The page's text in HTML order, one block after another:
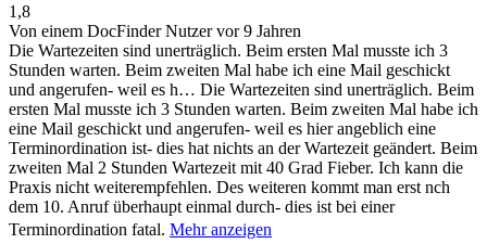
1,8
Von einem DocFinder Nutzervor 9 Jahren
Die Wartezeiten sind unerträglich. Beim ersten Mal musste ich 3
Stunden warten. Beim zweiten Mal habe ich eine Mail geschickt
und angerufen- weil es h… Die Wartezeiten sind unerträglich. Beim
ersten Mal musste ich 3 Stunden warten. Beim zweiten Mal habe ich
eine Mail geschickt und angerufen- weil es hier angeblich eine
Terminordination ist- dies hat nichts an der Wartezeit geändert. Beim
zweiten Mal 2 Stunden Wartezeit mit 40 Grad Fieber. Ich kann die
Praxis nicht weiterempfehlen. Des weiteren kommt man erst nch
dem 10. Anruf überhaupt einmal durch- dies ist bei einer
Terminordination fatal. Mehr anzeigen